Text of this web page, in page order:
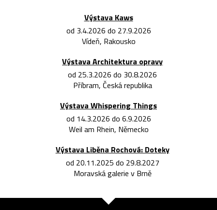
Výstava Kaws
od 3.4.2026 do 27.9.2026
Vídeň, Rakousko
Výstava Architektura opravy
od 25.3.2026 do 30.8.2026
Příbram, Česká republika
Výstava Whispering Things
od 14.3.2026 do 6.9.2026
Weil am Rhein, Německo
Výstava Liběna Rochová: Doteky
od 20.11.2025 do 29.8.2027
Moravská galerie v Brně